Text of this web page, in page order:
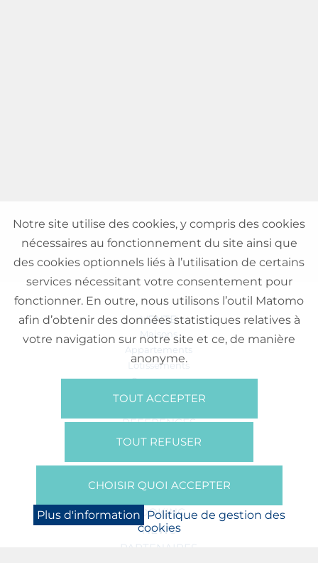
VENTE
Maisons
Appartements
Lotissements
Commerces
Bureaux
RÉFÉRENCES
SUR NOUS
Presse
BOOKING
NEWS
PARTENAIRES
Notre site utilise des cookies, y compris des cookies
nécessaires au fonctionnement du site ainsi que
des cookies optionnels liés à l’utilisation de certains
services nécessitant votre consentement pour
fonctionner. En outre, nous utilisons l’outil Matomo
afin d’obtenir des données statistiques relatives à
votre navigation sur notre site et ce, de manière
anonyme.
TOUT ACCEPTER
TOUT REFUSER
CHOISIR QUOI ACCEPTER
Plus d'information Politique de gestion des
cookies